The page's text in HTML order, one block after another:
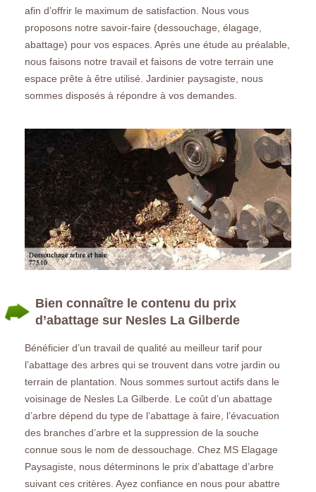
afin d’offrir le maximum de satisfaction. Nous vous
proposons notre savoir-faire (dessouchage, élagage,
abattage) pour vos espaces. Après une étude au préalable,
nous faisons notre travail et faisons de votre terrain une
espace prête à être utilisé. Jardinier paysagiste, nous
sommes disposés à répondre à vos demandes.
Bien connaître le contenu du prix
d’abattage sur Nesles La Gilberde
Bénéficier d’un travail de qualité au meilleur tarif pour
l’abattage des arbres qui se trouvent dans votre jardin ou
terrain de plantation. Nous sommes surtout actifs dans le
voisinage de Nesles La Gilberde. Le coût d’un abattage
d’arbre dépend du type de l’abattage à faire, l’évacuation
des branches d’arbre et la suppression de la souche
connue sous le nom de dessouchage. Chez MS Elagage
Paysagiste, nous déterminons le prix d’abattage d’arbre
suivant ces critères. Ayez confiance en nous pour abattre